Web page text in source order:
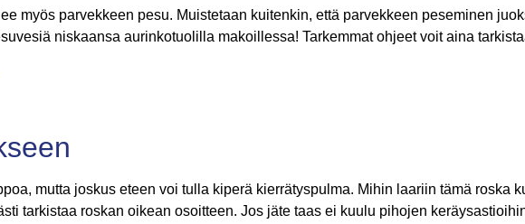
myös parvekkeen pesu. Muistetaan kuitenkin, että parvekkeen peseminen
niskaansa aurinkotuolilla makoillessa! Tarkemmat ohjeet voit aina
mutta joskus eteen voi tulla kiperä kierrätyspulma. Mihin laariin tämä roska
tarkistaa roskan oikean osoitteen. Jos jäte taas ei kuulu pihojen